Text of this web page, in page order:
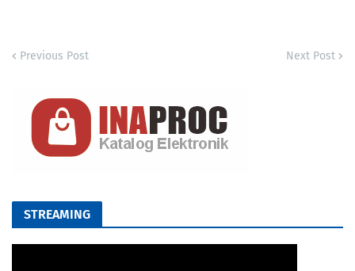
Previous Post Next Post
STREAMING